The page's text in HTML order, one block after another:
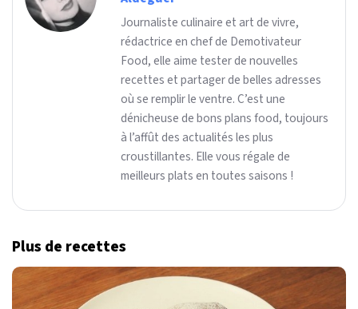
Journaliste culinaire et art de vivre,
rédactrice en chef de Demotivateur
Food, elle aime tester de nouvelles
recettes et partager de belles adresses
où se remplir le ventre. C’est une
dénicheuse de bons plans food, toujours
à l’affût des actualités les plus
croustillantes. Elle vous régale de
meilleurs plats en toutes saisons !
Plus de recettes